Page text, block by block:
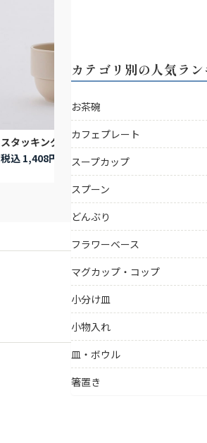
スタッキングミニマグ
税込 1,408円
カテゴリ別の人気ラ
お茶碗
カフェプレート
スープカップ
スプーン
どんぶり
フラワーベース
マグカップ・コップ
小分け皿
小物入れ
皿・ボウル
箸置き